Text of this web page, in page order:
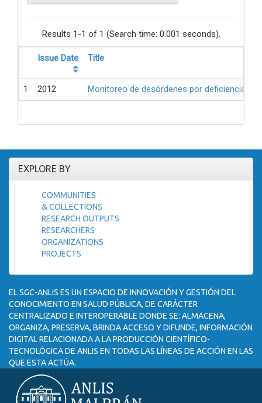
Results 1-1 of 1 (Search time: 0.001 seconds).
Issue Date Title
1 2012 Monitoreo de desórdenes por deficiencia
EXPLORE BY
COMMUNITIES
& COLLECTIONS
RESEARCH OUTPUTS
RESEARCHERS
ORGANIZATIONS
PROJECTS
EL SGC-ANLIS ES UN ESPACIO DE INNOVACIÓN Y GESTIÓN DEL
CONOCIMIENTO EN SALUD PÚBLICA, DE CARÁCTER
CENTRALIZADO E INTEROPERABLE DONDE SE: ALMACENA,
ORGANIZA, PRESERVA, BRINDA ACCESO Y DIFUNDE, INFORMACIÓN
DIGITAL RELACIONADA A LA PRODUCCIÓN CIENTÍFICO-
TECNOLÓGICA DE ANLIS EN TODAS LAS LÍNEAS DE ACCIÓN EN LAS
QUE ESTA ACTÚA.